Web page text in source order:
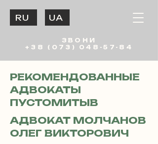
ЗВОНИ
+38 (073) 048-57-84
UA
RU
РЕКОМЕНДОВАННЫЕ
АДВОКАТЫ
ПУСТОМИТЫВ
АДВОКАТ МОЛЧАНОВ
ОЛЕГ ВИКТОРОВИЧ